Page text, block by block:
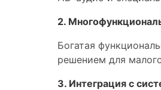
2.
Богатая
решением для
3. Интеграция с